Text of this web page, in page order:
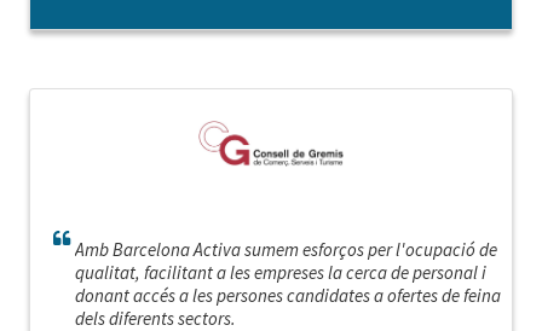
Amb Barcelona Activa sumem esforços per l'ocupació de
qualitat, facilitant a les empreses la cerca de personal i
donant accés a les persones candidates a ofertes de feina
dels diferents sectors.